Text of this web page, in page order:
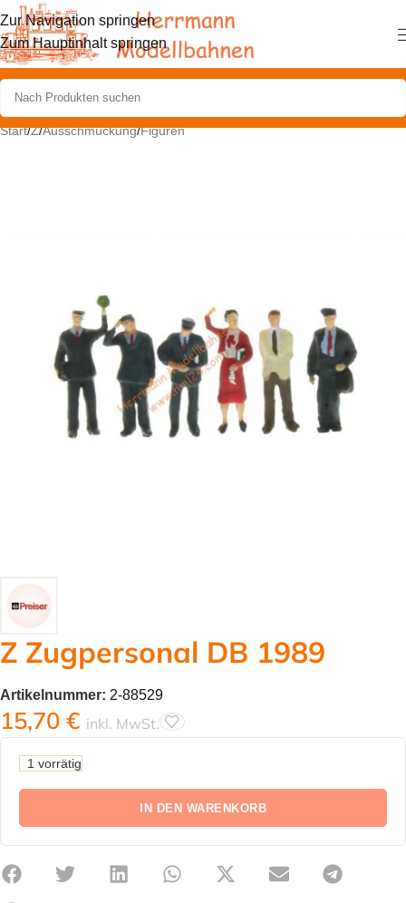
Zur Navigation springen
Zum Hauptinhalt springen
Start/Z/Ausschmückung/Figuren
Z Zugpersonal DB 1989
Artikelnummer: 2-88529
15,70 € inkl. MwSt.
1 vorrätig
IN DEN WARENKORB